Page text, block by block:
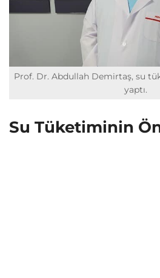
Prof. Dr. Abdullah Demirtaş, su
yaptı.
Su Tüketiminin